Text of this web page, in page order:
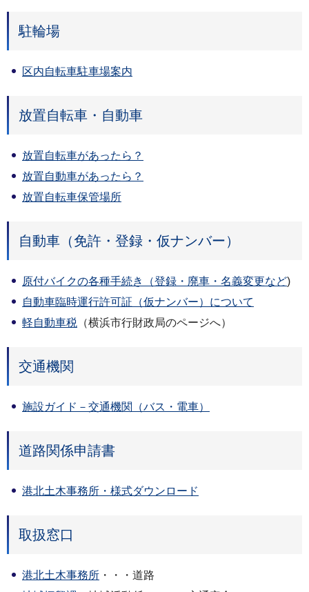
駐輪場
区内自転車駐車場案内
放置自転車・自動車
放置自転車があったら？
放置自動車があったら？
放置自転車保管場所
自動車（免許・登録・仮ナンバー）
原付バイクの各種手続き（登録・廃車・名義変更など)
自動車臨時運行許可証（仮ナンバー）について
軽自動車税 （横浜市行財政局のページへ）
交通機関
施設ガイド－交通機関（バス・電車）
道路関係申請書
港北土木事務所・様式ダウンロード
取扱窓口
港北土木事務所 ・・・道路